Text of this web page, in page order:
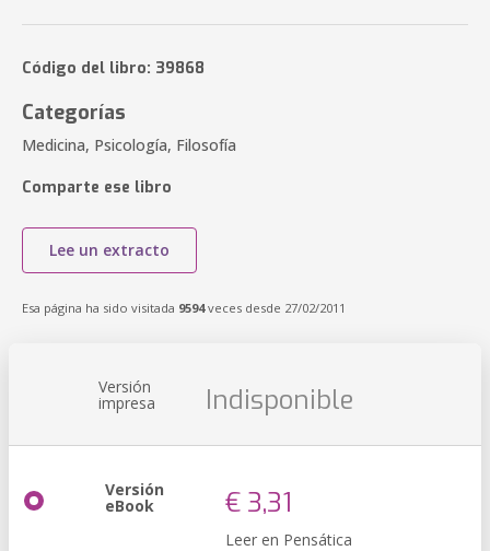
Código del libro: 39868
Categorías
Medicina, Psicología, Filosofía
Comparte ese libro
Lee un extracto
Esa página ha sido visitada 9594veces desde 27/02/2011
Versión
impresa Indisponible
Versión
eBook € 3,31
Leer en Pensática